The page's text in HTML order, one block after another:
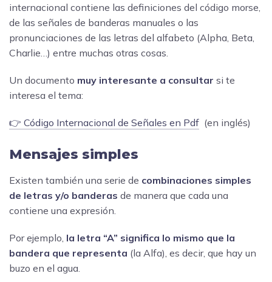
internacional contiene las definiciones del código morse,
de las señales de banderas manuales o las
pronunciaciones de las letras del alfabeto (Alpha, Beta,
Charlie…) entre muchas otras cosas.
Un documento muy interesante a consultar si te
interesa el tema:
👉 Código Internacional de Señales en Pdf (en inglés)
Mensajes simples
Existen también una serie de combinaciones simples
de letras y/o banderas de manera que cada una
contiene una expresión.
Por ejemplo, la letra “A” significa lo mismo que la
bandera que representa (la Alfa), es decir, que hay un
buzo en el agua.